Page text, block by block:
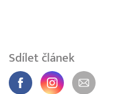
Sdílet článek